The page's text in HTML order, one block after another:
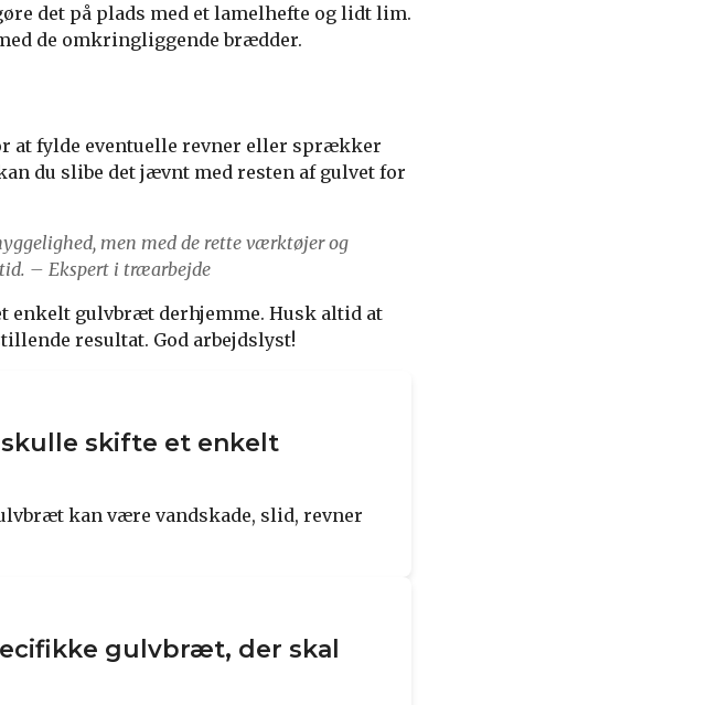
det på plads med et lamelhefte og lidt lim.
de omkringliggende brædder.
at fylde eventuelle revner eller sprækker
du slibe det jævnt med resten af gulvet for
men med de rette værktøjer og
– Ekspert i træarbejde
enkelt gulvbræt derhjemme. Husk altid at
resultat. God arbejdslyst!
skifte et enkelt
kan være vandskade, slid, revner
gulvbræt, der skal